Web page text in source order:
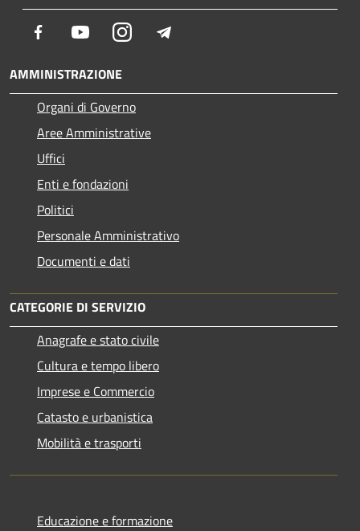
Facebook YoutubeInstagram
AMMINISTRAZIONE
Organi di Governo
Aree Amministrative
Uffici
Enti e fondazioni
Politici
Personale Amministrativo
Documenti e dati
CATEGORIE DI SERVIZIO
Anagrafe e stato civile
Cultura e tempo libero
Imprese e Commercio
Catasto e urbanistica
Mobilità e trasporti
Educazione e formazione